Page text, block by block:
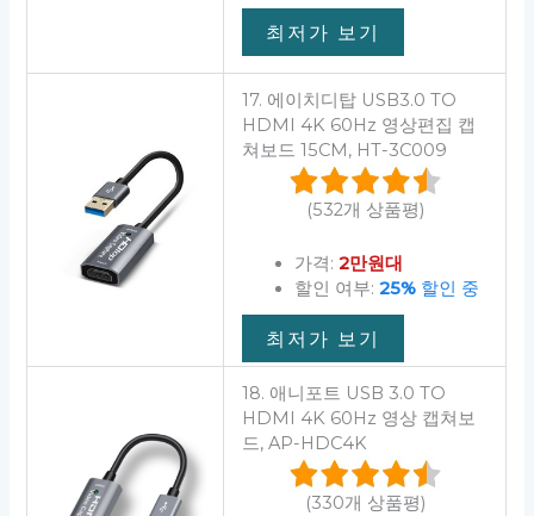
최저가 보기
17. 에이치디탑 USB3.0 TO
HDMI 4K 60Hz 영상편집 캡
쳐보드 15CM, HT-3C009
(532개 상품평)
가격: 2만원대
할인 여부: 25%할인 중
최저가 보기
18. 애니포트 USB 3.0 TO
HDMI 4K 60Hz 영상 캡쳐보
드, AP-HDC4K
(330개 상품평)